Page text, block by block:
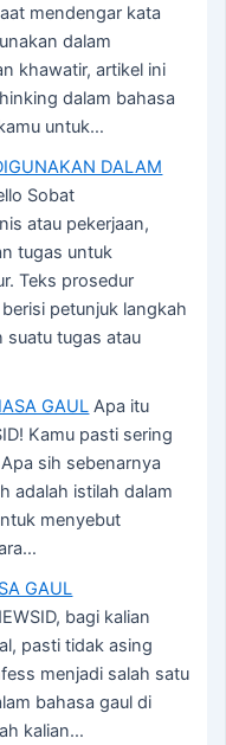
mendengar kata
dalam
khawatir, artikel ini
dalam bahasa
untuk…
DALAM
Sobat
atau pekerjaan,
tugas untuk
Teks prosedur
petunjuk langkah
suatu tugas atau
GAUL Apa itu
Kamu pasti sering
sih sebenarnya
adalah istilah dalam
menyebut
GAUL
bagi kalian
pasti tidak asing
menjadi salah satu
bahasa gaul di
kalian…